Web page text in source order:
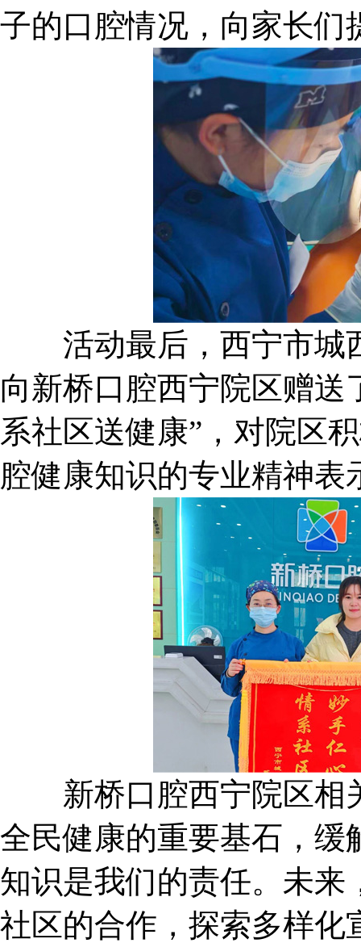
子的口腔情况，向家长们
活动最后，西宁市城
向新桥口腔西宁院区赠送
系社区送健康”，对院区
腔健康知识的专业精神表
新桥口腔西宁院区相
全民健康的重要基石，缓
知识是我们的责任。未来
社区的合作，探索多样化